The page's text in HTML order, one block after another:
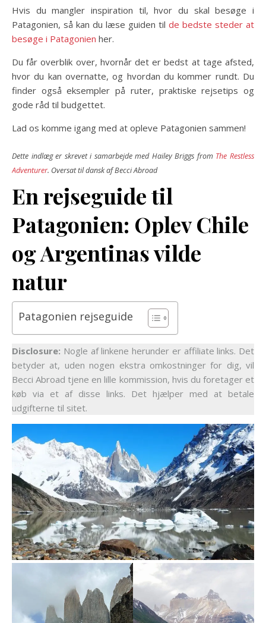
Hvis du mangler inspiration til, hvor du skal besøge i
Patagonien, så kan du læse guiden til de bedste steder at
besøge i Patagonien her.
Du får overblik over, hvornår det er bedst at tage afsted,
hvor du kan overnatte, og hvordan du kommer rundt. Du
finder også eksempler på ruter, praktiske rejsetips og
gode råd til budgettet.
Lad os komme igang med at opleve Patagonien sammen!
Dette indlæg er skrevet i samarbejde med Hailey Briggs from The Restless
Adventurer. Oversat til dansk af Becci Abroad
En rejseguide til
Patagonien: Oplev Chile
og Argentinas vilde
natur
Patagonien rejseguide
Disclosure: Nogle af linkene herunder er affiliate links. Det
betyder at, uden nogen ekstra omkostninger for dig, vil
Becci Abroad tjene en lille kommission, hvis du foretager et
køb via et af disse links. Det hjælper med at betale
udgifterne til sitet.